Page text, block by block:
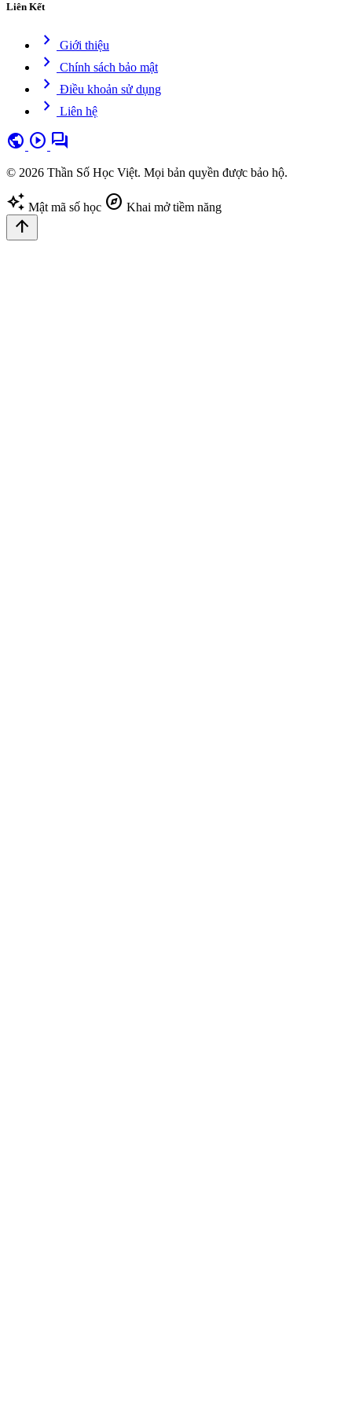
Liên Kết
chevron_right Giới thiệu
chevron_right Chính sách bảo mật
chevron_right Điều khoản sử dụng
chevron_right Liên hệ
public play_circle forum
© 2026 Thần Số Học Việt. Mọi bản quyền được bảo hộ.
auto_awesome Mật mã số học explore Khai mở tiềm năng
arrow_upward